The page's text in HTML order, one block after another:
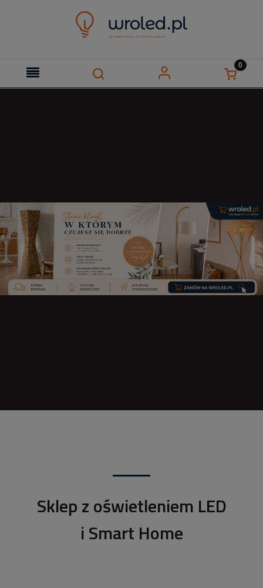
Sklep z oświetleniem LED
i Smart Home